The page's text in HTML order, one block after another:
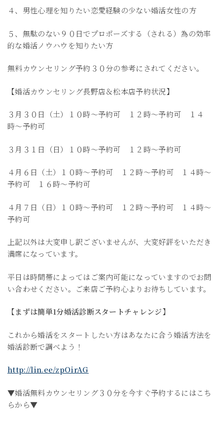
４、男性心理を知りたい恋愛経験の少ない婚活女性の方
５、無駄のない９０日でプロポーズする（される）為の効率
的な婚活ノウハウを知りたい方
無料カウンセリング予約３０分の参考にされてください。
【婚活カウンセリング長野店＆松本店予約状況】
３月３０日（土）１０時〜予約可 １２時〜予約可 １４
時〜予約可
３月３１日（日）１０時〜予約可 １２時〜予約可
４月６日（土）１０時〜予約可 １２時〜予約可 １４時〜
予約可 １６時〜予約可
４月７日（日）１０時〜予約可 １２時〜予約可 １４時〜
予約可
上記以外は大変申し訳ございませんが、大変好評をいただき
満席になっています。
平日は時間帯によってはご案内可能になっていますのでお問
い合わせください。ご来店ご予約心よりお待ちしています。
【まずは簡単1分婚活診断スタートチャレンジ】
これから婚活をスタートしたい方はあなたに合う婚活方法を
婚活診断で調べよう！
http://lin.ee/zpOirAG
▼婚活無料カウンセリング３０分を今すぐ予約するにはこち
らから▼